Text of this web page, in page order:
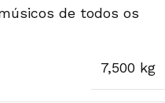
de todos os
7,500 kg